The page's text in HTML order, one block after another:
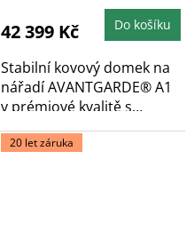
42 399 Kč Do košíku
Stabilní kovový domek na
nářadí AVANTGARDE® A1
v prémiové kvalitě s
pultovou...
20 let záruka